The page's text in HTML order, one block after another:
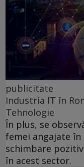
publicitate
Industria IT în
Tehnologie
În plus, se
femei angajate în
schimbare
în acest sector.